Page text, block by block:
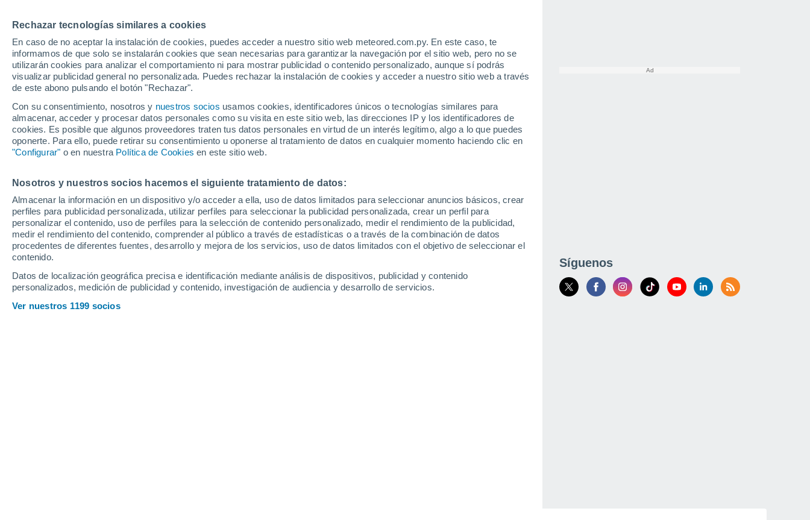
Rechazar tecnologías similares a cookies
En caso de no aceptar la instalación de cookies, puedes acceder a nuestro sitio web meteored.com.py. En este caso, te
informamos de que solo se instalarán cookies que sean necesarias para garantizar la navegación por el sitio web, pero no se
utilizarán cookies para analizar el comportamiento ni para mostrar publicidad o contenido personalizado, aunque sí podrás
visualizar publicidad general no personalizada. Puedes rechazar la instalación de cookies y acceder a nuestro sitio web a través
de este abono pulsando el botón "Rechazar".
Con su consentimiento, nosotros y nuestros socios usamos cookies, identificadores únicos o tecnologías similares para
almacenar, acceder y procesar datos personales como su visita en este sitio web, las direcciones IP y los identificadores de
cookies. Es posible que algunos proveedores traten tus datos personales en virtud de un interés legítimo, algo a lo que puedes
oponerte. Para ello, puede retirar su consentimiento u oponerse al tratamiento de datos en cualquier momento haciendo clic en
"Configurar" o en nuestra Política de Cookies en este sitio web.
Nosotros y nuestros socios hacemos el siguiente tratamiento de datos:
Almacenar la información en un dispositivo y/o acceder a ella, uso de datos limitados para seleccionar anuncios básicos, crear
perfiles para publicidad personalizada, utilizar perfiles para seleccionar la publicidad personalizada, crear un perfil para
personalizar el contenido, uso de perfiles para la selección de contenido personalizado, medir el rendimiento de la publicidad,
medir el rendimiento del contenido, comprender al público a través de estadísticas o a través de la combinación de datos
procedentes de diferentes fuentes, desarrollo y mejora de los servicios, uso de datos limitados con el objetivo de seleccionar el
contenido.
Datos de localización geográfica precisa e identificación mediante análisis de dispositivos, publicidad y contenido
personalizados, medición de publicidad y contenido, investigación de audiencia y desarrollo de servicios.
Ver nuestros 1199 socios
32°
19°
Agordo
20°
35°
21°
Feltre
34°
19°
Longarone
21°
Mel
30°
16°
Lamon
29°
16°
Alleghe
Calalzo Di
Cadore
30°
Zoldo
19°
Farra
D'alpago
28°
Síguenos